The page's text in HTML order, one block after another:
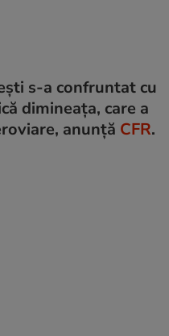
s-a confruntat cu
dimineața, care a
anunță CFR.